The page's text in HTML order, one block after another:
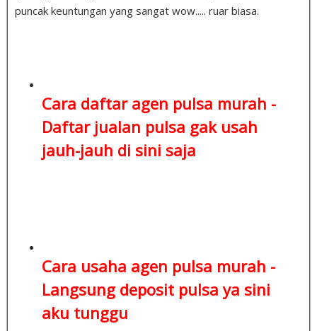
puncak keuntungan yang sangat wow..... ruar biasa.
Cara daftar agen pulsa murah -
Daftar jualan pulsa gak usah
jauh-jauh di sini saja
Cara usaha agen pulsa murah -
Langsung deposit pulsa ya sini
aku tunggu